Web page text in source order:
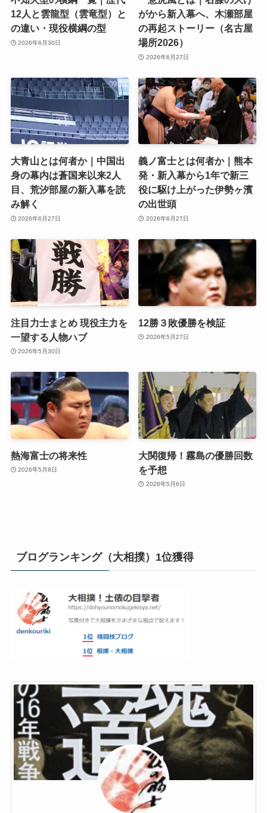
12人と雲龍型（雲竜型）と
の違い・現役横綱の型
2026年6月30日
がから新入幕へ、木瀬部屋
の再起ストーリー（名古屋
場所2026）
2026年6月27日
大青山とは何者か｜中国出
身の幕内は蒼国来以来2人
目、荒汐部屋の新入幕を読
み解く
2026年6月27日
義ノ富士とは何者か｜熊本
発・新入幕から1年で新三
役に駆け上がった伊勢ヶ濱
の出世頭
2026年6月27日
注目力士まとめ 現役主力を
一望する人物ハブ
2026年5月30日
12勝３敗優勝を検証
2026年5月27日
熱海富士の将来性
2026年5月8日
大関復帰！霧島の優勝回数
を予想
2026年5月6日
ブログランキング（大相撲）1位獲得